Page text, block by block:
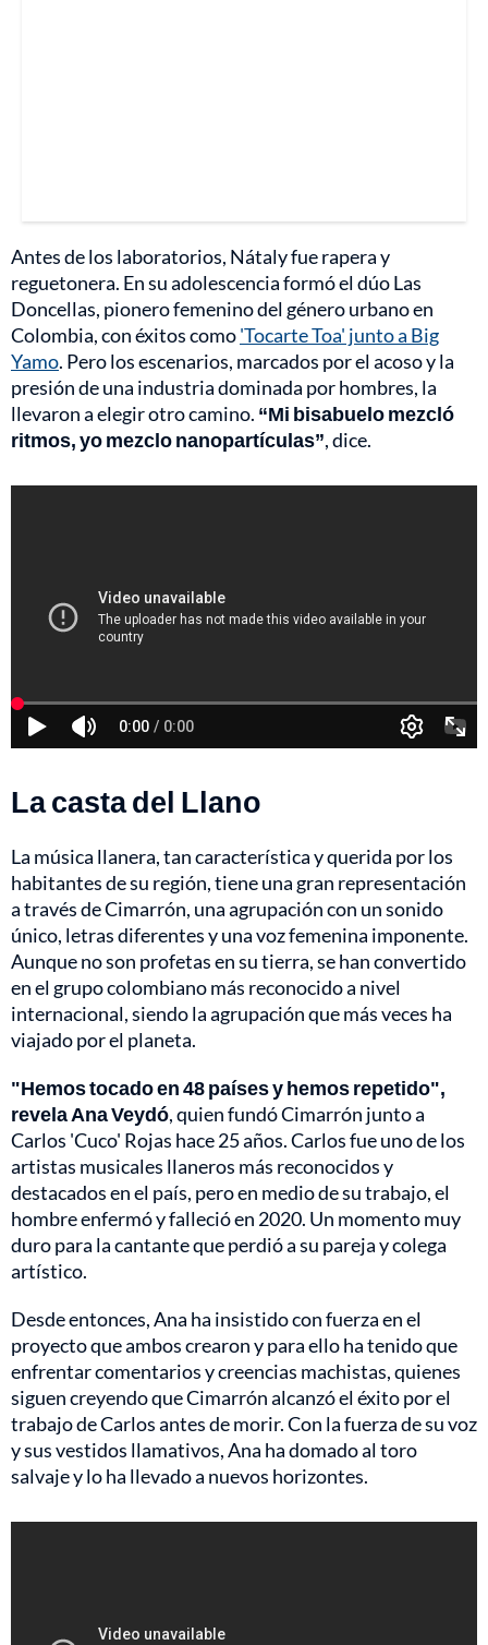
Antes de los laboratorios, Nátaly fue rapera y
reguetonera. En su adolescencia formó el dúo Las
Doncellas, pionero femenino del género urbano en
Colombia, con éxitos como'Tocarte Toa' junto a Big
Yamo. Pero los escenarios, marcados por el acoso y la
presión de una industria dominada por hombres, la
llevaron a elegir otro camino. “Mi bisabuelo mezcló
ritmos, yo mezclo nanopartículas”, dice.
La casta del Llano
La música llanera, tan característica y querida por los
habitantes de su región, tiene una gran representación
a través de Cimarrón, una agrupación con un sonido
único, letras diferentes y una voz femenina imponente.
Aunque no son profetas en su tierra, se han convertido
en el grupo colombiano más reconocido a nivel
internacional, siendo la agrupación que más veces ha
viajado por el planeta.
"Hemos tocado en 48 países y hemos repetido",
revela Ana Veydó, quien fundó Cimarrón junto a
Carlos 'Cuco' Rojas hace 25 años. Carlos fue uno de los
artistas musicales llaneros más reconocidos y
destacados en el país, pero en medio de su trabajo, el
hombre enfermó y falleció en 2020. Un momento muy
duro para la cantante que perdió a su pareja y colega
artístico.
Desde entonces, Ana ha insistido con fuerza en el
proyecto que ambos crearon y para ello ha tenido que
enfrentar comentarios y creencias machistas, quienes
siguen creyendo que Cimarrón alcanzó el éxito por el
trabajo de Carlos antes de morir. Con la fuerza de su voz
y sus vestidos llamativos, Ana ha domado al toro
salvaje y lo ha llevado a nuevos horizontes.